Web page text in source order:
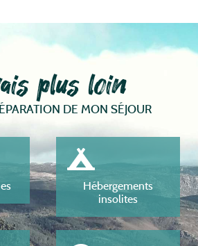
plus loin
DE MON SÉJOUR
Hébergements
insolites